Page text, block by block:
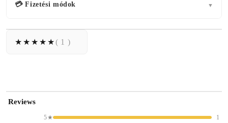
💳 Fizetési módok ▼
( 1 )
Reviews
5★
1